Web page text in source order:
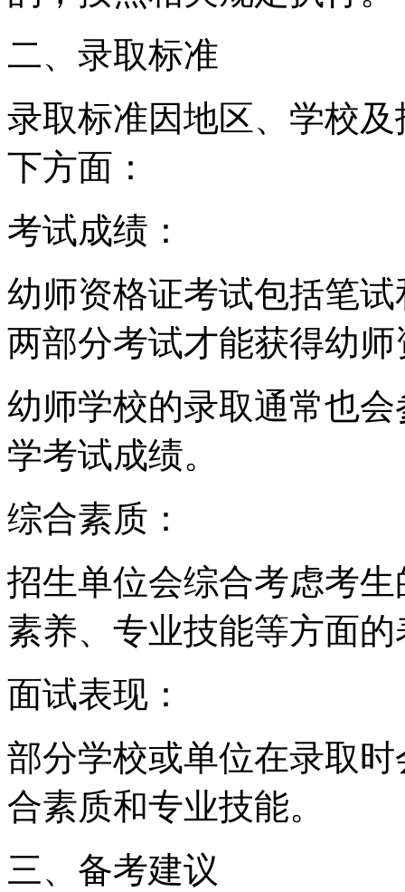
二、录取标准
录取标准因地区、学校
下方面：
考试成绩：
幼师资格证考试包括笔
两部分考试才能获得幼
幼师学校的录取通常也
学考试成绩。
综合素质：
招生单位会综合考虑考
素养、专业技能等方面的
面试表现：
部分学校或单位在录取
合素质和专业技能。
三、备考建议